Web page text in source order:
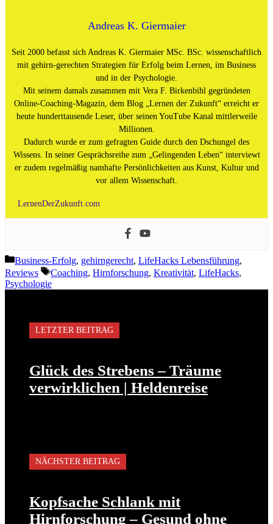
Andreas K. Giermaier
Seit 2000 befasst sich Andreas K. Giermaier MSc. BSc. wissenschaftlich
mit gehirn-gerechten Strategien für Erfolg beim Lernen, im Business
und in der Psychologie.
Mit seinem damals zusammen mit Vera F. Birkenbihl gegründeten
Online-Coaching-Magazin, dem Blog „Lernen der Zukunft“ erreicht er
heute hunderttausende Leser, über seinen YouTube Kanal mittlerweile
Millionen.
Dadurch wurde er zum gefragten Guide durch den Dschungel des
Wissens. In seiner Gesprächsreihe zum „Gelingenden Leben“ interviewt
er zudem regelmäßig namhafte Persönlichkeiten aus Kunst, Kultur und
vor allem Wissenschaft.
LernenDerZukunft.com
Kategorien
Business-Erfolg, gehirngerecht, LifeHacks Lebensführung,
Reviews
Schlagwörter
Coaching, Hirnforschung, Kreativität, LifeHacks,
Psychologie
LETZTER BEITRAG
Glück des Strebens – Träume
verwirklichen | Heldenreise
NÄCHSTER BEITRAG
Kopfsache Schlank mit
Hirnforschung – Gesund ohne